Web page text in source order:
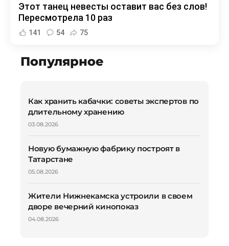
Этот танец невесты оставит вас без слов!
Пересмотрела 10 раз
141 54 75
Популярное
Как хранить кабачки: советы экспертов по
длительному хранению
03.08.2026
Новую бумажную фабрику построят в
Татарстане
05.08.2026
Жители Нижнекамска устроили в своем
дворе вечерний кинопоказ
04.08.2026